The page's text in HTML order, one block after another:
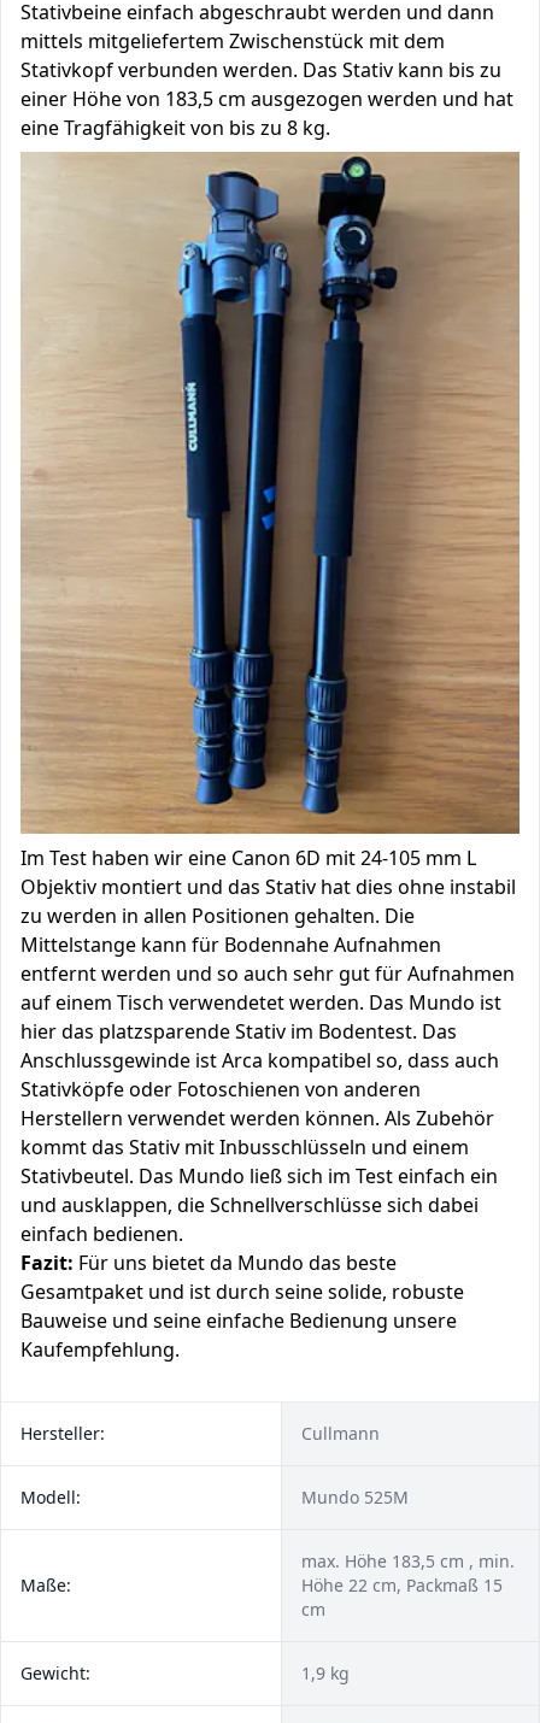
Stativbeine einfach abgeschraubt werden und dann
mittels mitgeliefertem Zwischenstück mit dem
Stativkopf verbunden werden. Das Stativ kann bis zu
einer Höhe von 183,5 cm ausgezogen werden und hat
eine Tragfähigkeit von bis zu 8 kg.
Im Test haben wir eine Canon 6D mit 24-105 mm L
Objektiv montiert und das Stativ hat dies ohne instabil
zu werden in allen Positionen gehalten. Die
Mittelstange kann für Bodennahe Aufnahmen
entfernt werden und so auch sehr gut für Aufnahmen
auf einem Tisch verwendetet werden. Das Mundo ist
hier das platzsparende Stativ im Bodentest. Das
Anschlussgewinde ist Arca kompatibel so, dass auch
Stativköpfe oder Fotoschienen von anderen
Herstellern verwendet werden können. Als Zubehör
kommt das Stativ mit Inbusschlüsseln und einem
Stativbeutel. Das Mundo ließ sich im Test einfach ein
und ausklappen, die Schnellverschlüsse sich dabei
einfach bedienen.
Fazit: Für uns bietet da Mundo das beste
Gesamtpaket und ist durch seine solide, robuste
Bauweise und seine einfache Bedienung unsere
Kaufempfehlung.
Hersteller: Cullmann
Modell: Mundo 525M
Maße:
max. Höhe 183,5 cm , min.
Höhe 22 cm, Packmaß 15
cm
Gewicht: 1,9 kg